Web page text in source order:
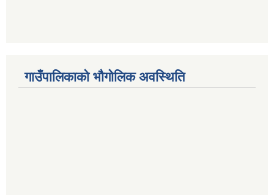
गाउँपालिकाको भौगोलिक अवस्थिति